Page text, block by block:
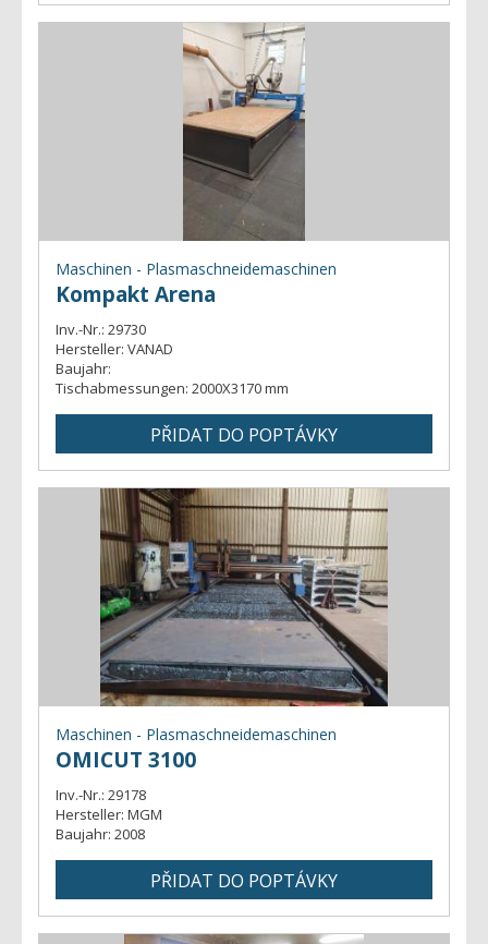
Maschinen - Plasmaschneidemaschinen
Kompakt Arena
Inv.-Nr.: 29730
Hersteller: VANAD
Baujahr:
Tischabmessungen: 2000X3170 mm
Maschinen - Plasmaschneidemaschinen
OMICUT 3100
Inv.-Nr.: 29178
Hersteller: MGM
Baujahr: 2008